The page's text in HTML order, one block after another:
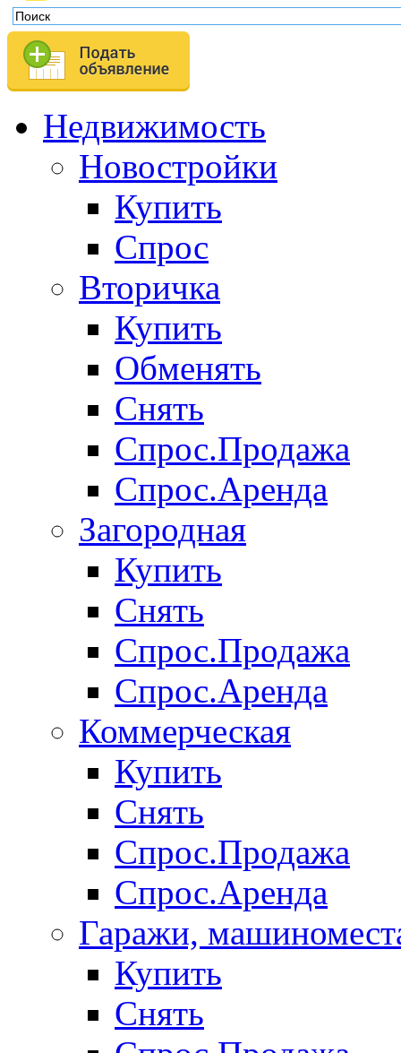
Недвижимость
Новостройки
Купить
Спрос
Вторичка
Купить
Обменять
Снять
Спрос.Продажа
Спрос.Аренда
Загородная
Купить
Снять
Спрос.Продажа
Спрос.Аренда
Коммерческая
Купить
Снять
Спрос.Продажа
Спрос.Аренда
Гаражи,
Купить
Снять